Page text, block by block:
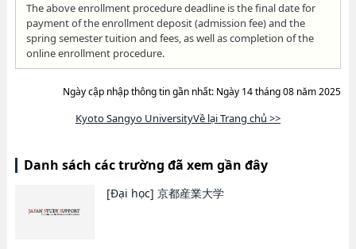
The above enrollment procedure deadline is the final date for
payment of the enrollment deposit (admission fee) and the
spring semester tuition and fees, as well as completion of the
online enrollment procedure.
Ngày cập nhập thông tin gần nhất: Ngày 14 tháng 08 năm 2025
Kyoto Sangyo UniversityVề lại Trang chủ >>
Danh sách các trường đã xem gần đây
[Đại học] 京都産業大学